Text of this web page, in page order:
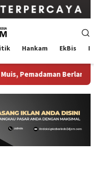
Hankam EkBis
Pemadaman Berlangsung